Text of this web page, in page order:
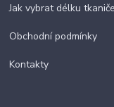
Jak vybrat délku
Obchodní podmínky
Kontakty